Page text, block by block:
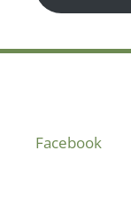
Facebook